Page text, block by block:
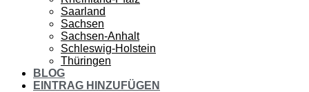
Saarland
Sachsen
Sachsen-Anhalt
Schleswig-Holstein
Thüringen
BLOG
EINTRAG HINZUFÜGEN